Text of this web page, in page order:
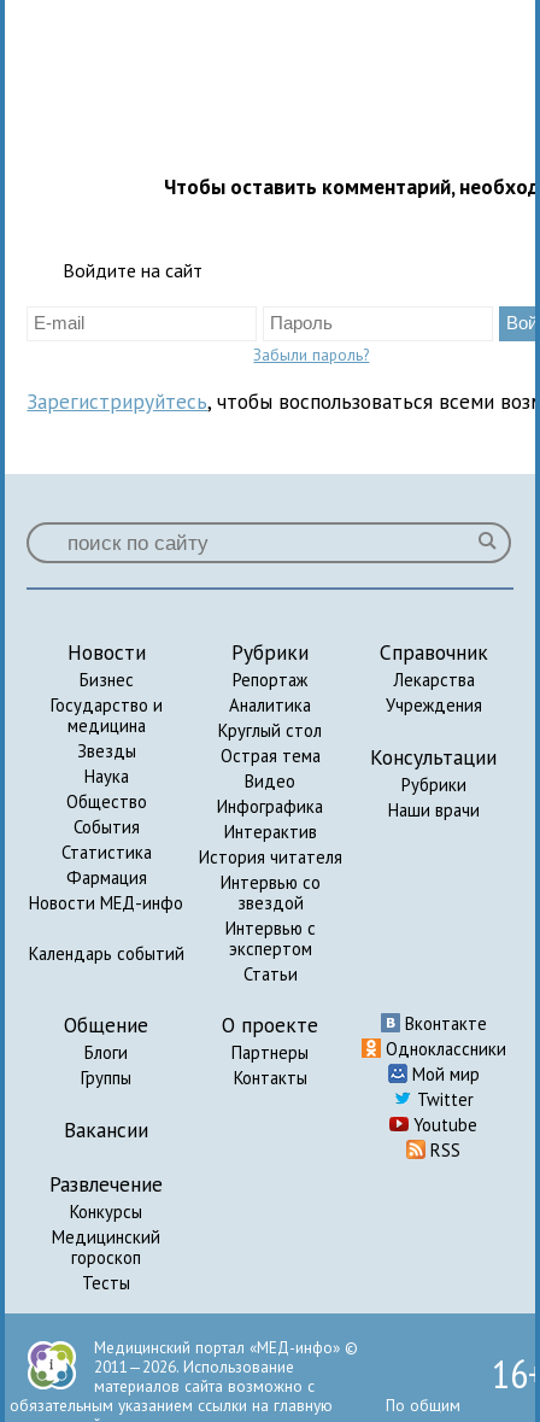
Чтобы оставить комментарий,
Войдите на сайт
Забыли пароль?
Зарегистрируйтесь, чтобы воспользоваться всеми
Новости
Бизнес
Государство и
медицина
Звезды
Наука
Общество
События
Статистика
Фармация
Новости МЕД-инфо
Календарь событий
Рубрики
Репортаж
Аналитика
Круглый стол
Острая тема
Видео
Инфографика
Интерактив
История читателя
Интервью со
звездой
Интервью с
экспертом
Статьи
Справочник
Лекарства
Учреждения
Консультации
Рубрики
Наши врачи
Общение
Блоги
Группы
Вакансии
Развлечение
Конкурсы
Медицинский
гороскоп
Тесты
О проекте
Партнеры
Контакты
Вконтакте
Одноклассники
Мой мир
Twitter
Youtube
RSS
Медицинский портал «МЕД-инфо» ©
2011—2026. Использование
материалов сайта возможно с
обязательным указанием ссылки на главную
По общим